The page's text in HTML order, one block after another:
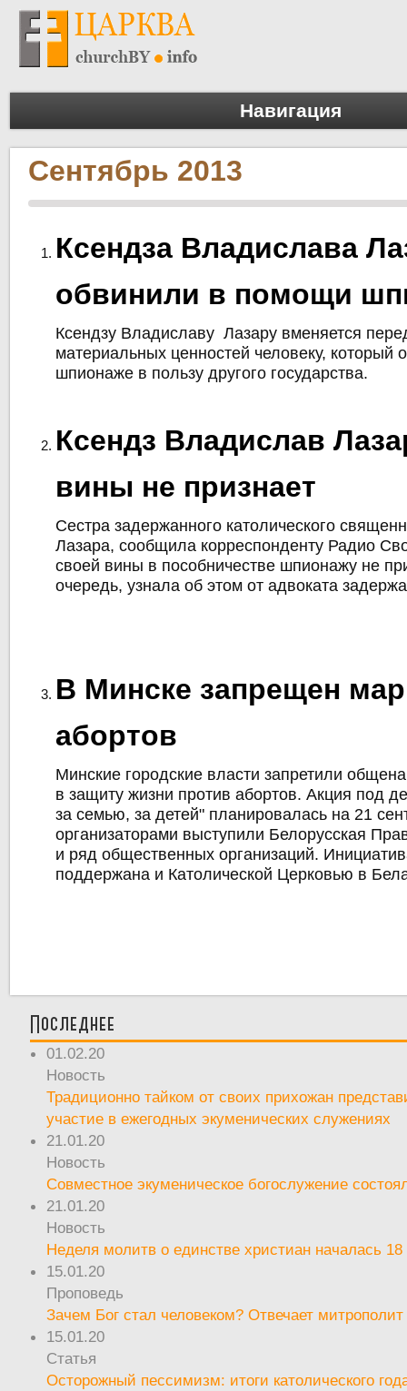
Навигация
Сентябрь 2013
Ксендза Владислава
обвинили в помощи
Ксендзу Владиславу Лазару вменяется
материальных ценностей человеку, который
шпионаже в пользу другого государства.
Ксендз Владислав
вины не признает
Сестра задержанного католического
Лазара, сообщила корреспонденту Радио
своей вины в пособничестве шпионажу не
очередь, узнала об этом от адвоката
В Минске запрещен
абортов
Минские городские власти запретили
в защиту жизни против абортов. Акция под
за семью, за детей" планировалась на 21
организаторами выступили Белорусская
и ряд общественных организаций.
поддержана и Католической Церковью в
Последнее
01.02.20
Новость
Традиционно тайком от своих прихожан
участие в ежегодных экуменических служениях
21.01.20
Новость
Совместное экуменическое богослужение
21.01.20
Новость
Неделя молитв о единстве христиан началась 18
15.01.20
Проповедь
Зачем Бог стал человеком? Отвечает
15.01.20
Статья
Осторожный пессимизм: итоги католического